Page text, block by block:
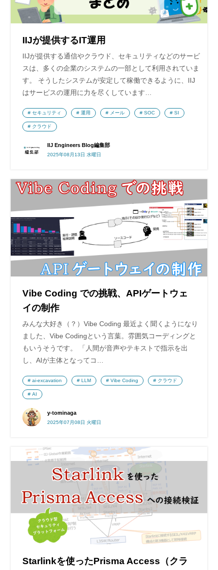
IIJが提供するIT運用
IIJが提供する通信やクラウド、セキュリティなどのサービ
スは、多くの企業のシステムの一部として利用されていま
す。 そうしたシステムが安定して稼働できるように、IIJ
はサービスの運用に力を尽くしています…
IIJ Engineers Blog編集部
2025年08月13日 水曜日
セキュリティ 運用 メール SOC SI
クラウド
Vibe Coding での挑戦、APIゲートウェ
イの制作
みんな大好き（？）Vibe Coding 最近よく聞くようになり
ました、Vibe Codingという言葉。雰囲気コーディングと
もいうそうです。 「人間が音声やテキストで指示を出
し、AIが主体となってコ…
y-tominaga
2025年07月08日 火曜日
ai-excavation LLM Vibe Coding クラウド
AI
Starlinkを使ったPrisma Access（クラ